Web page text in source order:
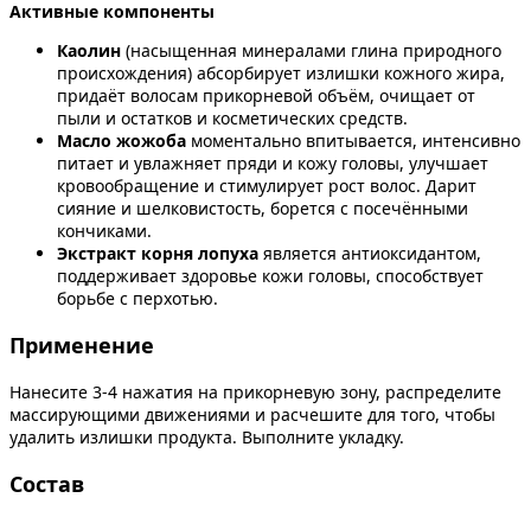
Активные компоненты
Каолин (насыщенная минералами глина природного
происхождения) абсорбирует излишки кожного жира,
придаёт волосам прикорневой объём, очищает от
пыли и остатков и косметических средств.
Масло жожоба моментально впитывается, интенсивно
питает и увлажняет пряди и кожу головы, улучшает
кровообращение и стимулирует рост волос. Дарит
сияние и шелковистость, борется с посечёнными
кончиками.
Экстракт корня лопуха является антиоксидантом,
поддерживает здоровье кожи головы, способствует
борьбе с перхотью.
Применение
Нанесите 3-4 нажатия на прикорневую зону, распределите
массирующими движениями и расчешите для того, чтобы
удалить излишки продукта. Выполните укладку.
Состав